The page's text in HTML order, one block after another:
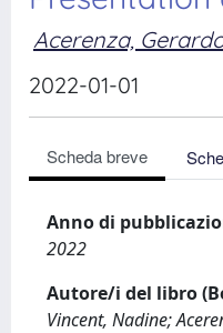
Acerenza,
2022-01-01
Scheda breve
Anno di
2022
Autore/i del libro
Vincent, Nadine;